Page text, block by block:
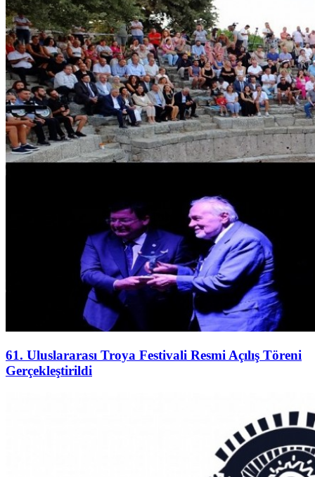
61. Uluslararası Troya Festivali Resmi Açılış Töreni
Gerçekleştirildi